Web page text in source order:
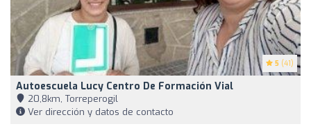
5 (41)
Autoescuela Lucy Centro De Formación Vial
20,8km, Torreperogil
Ver dirección y datos de contacto